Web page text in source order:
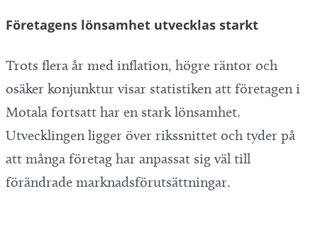
Företagens lönsamhet utvecklas starkt
Trots flera år med inflation, högre räntor och
osäker konjunktur visar statistiken att företagen i
Motala fortsatt har en stark lönsamhet.
Utvecklingen ligger över rikssnittet och tyder på
att många företag har anpassat sig väl till
förändrade marknadsförutsättningar.